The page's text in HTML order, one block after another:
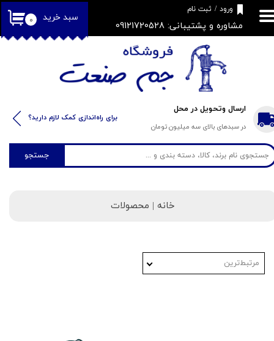
جستجو
ارسال وتحویل در محل
در سبدهای بالای سه میلیون تومان
مشاوره و پشتیبانی: 09121720528 ۰ سبد خرید
ورود / ثبت نام
حساب کاربری من
تغییر گذر واژه
خروج از حساب کاربری
​​برای راه‌اندازی کمک لازم دارید؟
خانه | محصولات
مرتبط‌ترین